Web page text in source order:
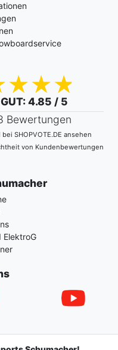
: 4.85 / 5
Bewertungen
SHOPVOTE.DE ansehen
von Kundenbewertungen
ElektroG
AGB